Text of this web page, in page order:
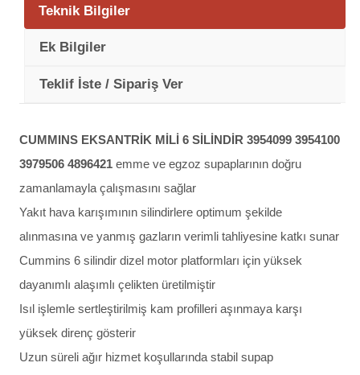
Teknik Bilgiler
Ek Bilgiler
Teklif İste / Sipariş Ver
CUMMINS EKSANTRİK MİLİ 6 SİLİNDİR 3954099 3954100
3979506 4896421 emme ve egzoz supaplarının doğru
zamanlamayla çalışmasını sağlar
Yakıt hava karışımının silindirlere optimum şekilde
alınmasına ve yanmış gazların verimli tahliyesine katkı sunar
Cummins 6 silindir dizel motor platformları için yüksek
dayanımlı alaşımlı çelikten üretilmiştir
Isıl işlemle sertleştirilmiş kam profilleri aşınmaya karşı
yüksek direnç gösterir
Uzun süreli ağır hizmet koşullarında stabil supap